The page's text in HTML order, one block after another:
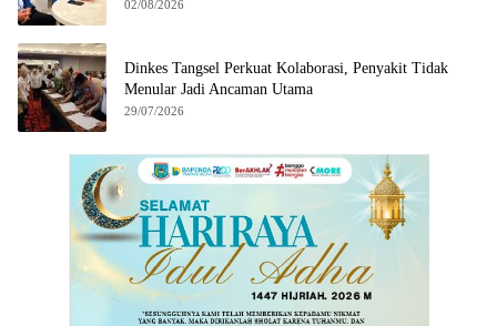
02/08/2026
Dinkes Tangsel Perkuat Kolaborasi, Penyakit Tidak
Menular Jadi Ancaman Utama
29/07/2026